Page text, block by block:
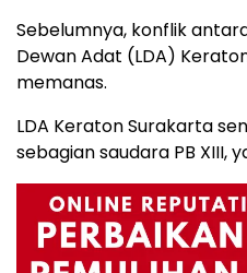
Sebelumnya, konflik
Dewan Adat (LDA)
memanas.
LDA Keraton Surakarta
sebagian saudara PB XIII,